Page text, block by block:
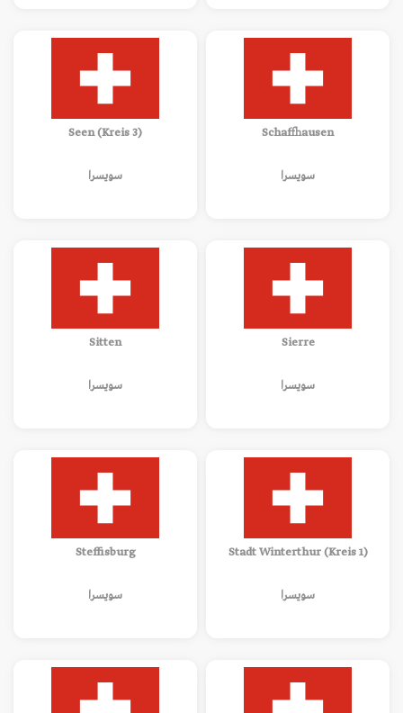
Schaffhausen
سويسرا
Seen (Kreis 3)
سويسرا
Sierre
سويسرا
Sitten
سويسرا
Stadt Winterthur (Kreis 1)
سويسرا
Steffisburg
سويسرا